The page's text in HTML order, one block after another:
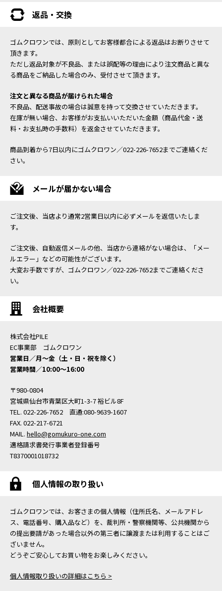
返品・交換
ゴムクロワンでは、原則としてお客様都合による返品はお断りさせて
頂きます。
ただし返品対象が不良品、または誤配等の理由により注文商品と異な
る商品をご納品した場合のみ、受付させて頂きます。
注文と異なる商品が届けられた場合
不良品、配送事故の場合は誠意を持って交換させていただきます。
在庫が無い場合、お客様がお支払いいただいた金額（商品代金・送
料・お支払時の手数料）を返金させていただきます。
商品到着から7日以内にゴムクロワン／022-226-7652までご連絡くだ
さい。
メールが届かない場合
ご注文後、当店より通常2営業日以内に必ずメールを返信いたしま
す。
ご注文後、自動返信メールの他、当店から連絡がない場合は、「メー
ルエラー」などの可能性がございます。
大変お手数ですが、ゴムクロワン／022-226-7652までご連絡くださ
い。
会社概要
株式会社PILE
EC事業部 ゴムクロワン
営業日／月〜金（土・日・祝を除く）
営業時間／10:00〜16:00
〒980-0804
宮城県仙台市青葉区大町1-3-7 裕ビル8F
TEL. 022-226-7652 直通:080-9639-1607
FAX. 022-217-6721
MAIL. hello@gomukuro-one.com
適格請求書発行事業者登録番号
T8370001018732
個人情報の取り扱い
ゴムクロワンでは、お客さまの個人情報（住所氏名、メールアドレ
ス、電話番号、購入品など）を、裁判所・警察機関等、公共機関から
の提出要請があった場合以外の第三者に譲渡または利用することはご
ざいません。
どうぞご安心してお買い物をお楽しみください。
個人情報取り扱いの詳細はこちら >